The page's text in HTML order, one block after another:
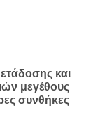
και
μεγέθους
συνθήκες